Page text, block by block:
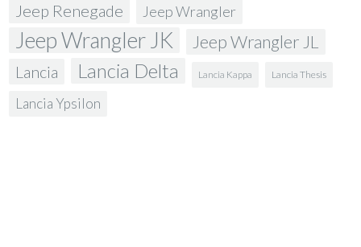
Jeep Renegade Jeep Wrangler
Jeep Wrangler JK Jeep Wrangler JL
Lancia Lancia Delta Lancia Kappa Lancia Thesis
Lancia Ypsilon